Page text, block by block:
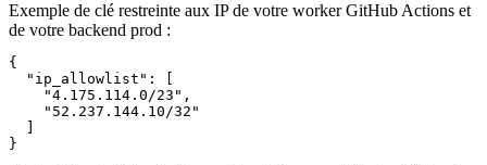
Exemple de clé restreinte aux IP de votre worker GitHub Actions et
de votre backend prod :
{
  "ip_allowlist": [
    "4.175.114.0/23",
    "52.237.144.10/32"